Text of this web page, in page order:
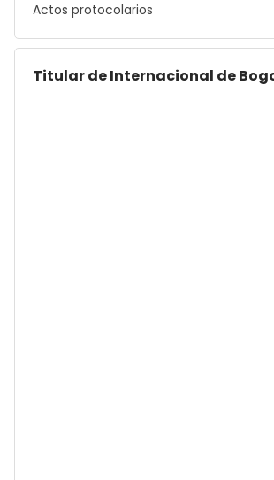
Actos protocolarios
Titular de Internacional de